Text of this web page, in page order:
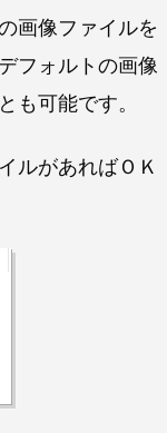
画像ファイルを
フォルトの画像
も可能です。
ルがあればＯＫ